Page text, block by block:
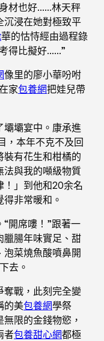
材也好……林天秤
沉浸在她對極致平
華的怙恃經由過程錄
得比擬好……”
像里的廖小華吩咐
家包養網把娃兒帶
壩壩宴中。康承進
，本年不克不及回
裝有花生和柑橘的
法與我的噸級物質
！」到他和20余名
非常暖和。
“開席嘍！”跟著一
臘腸年味實足、甜
泡菜燒魚酸噴鼻開
去。
奪戰，此刻完全變
的美包養網學祭
限的金錢物慾，
者包養甜心網都極